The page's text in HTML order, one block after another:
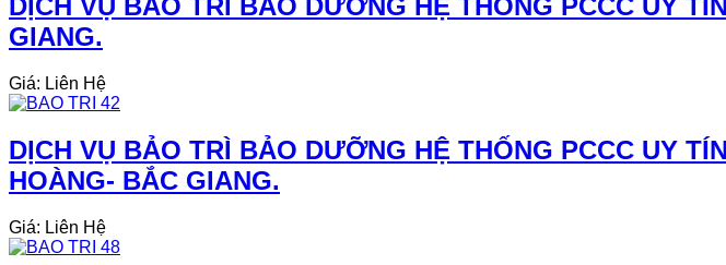
DỊCH VỤ BẢO TRÌ BẢO DƯỠNG HỆ THỐNG PCCC UY
GIANG.
Giá: Liên Hệ
DỊCH VỤ BẢO TRÌ BẢO DƯỠNG HỆ THỐNG PCCC UY
HOÀNG- BẮC GIANG.
Giá: Liên Hệ